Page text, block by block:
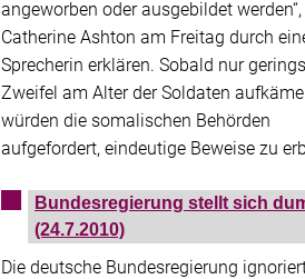
angeworben oder ausgebildet
Catherine Ashton am Freitag durch
Sprecherin erklären. Sobald nur
Zweifel am Alter der Soldaten
würden die somalischen Behörden
aufgefordert, eindeutige Beweise zu
Bundesregierung stellt sich
(24.7.2010)
Die deutsche Bundesregierung